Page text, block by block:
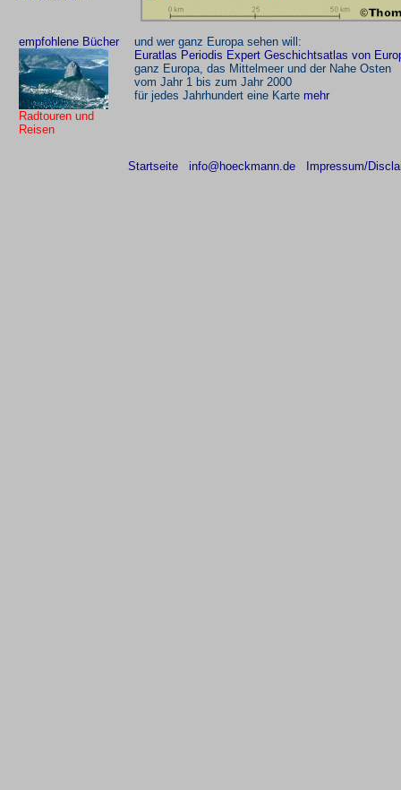
empfohlene Bücher
Radtouren und
Reisen
und wer ganz Europa sehen will:
Euratlas Periodis Expert Geschichtsatlas von
ganz Europa, das Mittelmeer und der Nahe Osten
vom Jahr 1 bis zum Jahr 2000
für jedes Jahrhundert eine Karte mehr
Startseite info@hoeckmann.de Impressum/